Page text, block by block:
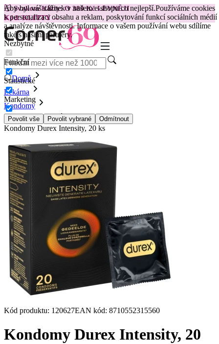
Aby byl váš zážitek v našem e-shopu co nejlepší.Používáme cookies
k personalizaci obsahu a reklam, poskytování funkcí sociálních médií
a analýze návštěvnosti. Informace o vašem používání webu sdílíme
také s našimi partnery.
Nezbytné
Funkční
Statistické
Marketing
Povolit vše Povolit vybrané Odmítnout
😽Svakom Klitty: O 380 Kč LEVNĚJI
Kód: KLITTY →
Domů
Lékárna
Kondomy
Běžné Kondomy
Kondomy Durex Intensity, 20 ks
Kód produktu: 120627EAN kód: 8710552315560
Kondomy Durex Intensity, 20